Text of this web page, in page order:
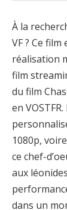
À la
VF ? Ce
réalisation
film
du film
en
1080p,
ce chef-
aux
dans un